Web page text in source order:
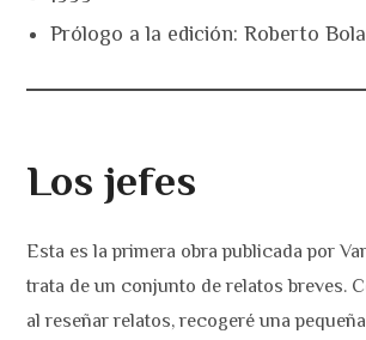
Prólogo a la edición: Roberto
Los jefes
Esta es la primera obra publicada por
trata de un conjunto de relatos breves.
al reseñar relatos, recogeré una